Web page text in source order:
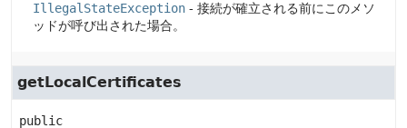
IllegalStateException - 接続が確立される前にこのメソ
ッドが呼び出された場合。
getLocalCertificates
public